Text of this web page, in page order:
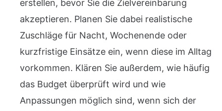
erstellen, bevor Sie die Zielvereinbarung
akzeptieren. Planen Sie dabei realistische
Zuschläge für Nacht, Wochenende oder
kurzfristige Einsätze ein, wenn diese im Alltag
vorkommen. Klären Sie außerdem, wie häufig
das Budget überprüft wird und wie
Anpassungen möglich sind, wenn sich der